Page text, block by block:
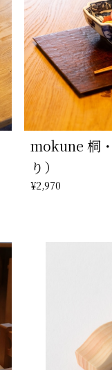
mokune 桐
り）
¥2,970